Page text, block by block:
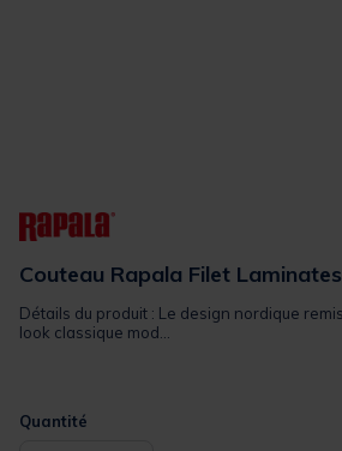
Couteau Rapala Filet
Détails du produit : Le design nordique
look classique mod...
Quantité